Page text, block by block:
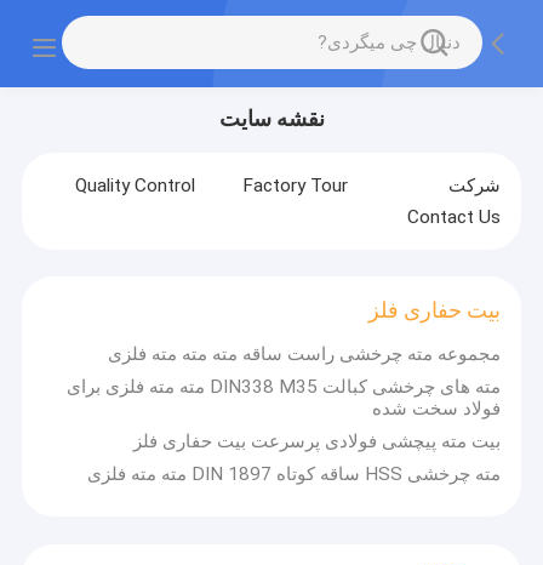
نقشه سایت
شرکت Factory Tour
Quality Control
Contact Us
بیت حفاری فلز
مجموعه مته چرخشی راست ساقه مته مته مته فلزی
مته های چرخشی کبالت DIN338 M35 مته مته فلزی برای
فولاد سخت شده
بیت مته پیچشی فولادی پرسرعت بیت حفاری فلز
مته چرخشی HSS ساقه کوتاه DIN 1897 مته مته فلزی